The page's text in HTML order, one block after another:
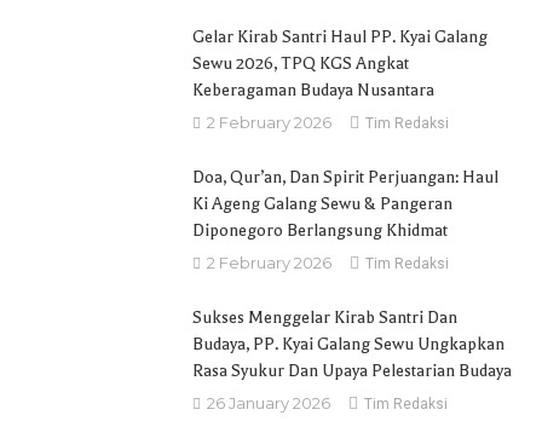
Gelar Kirab Santri Haul PP. Kyai Galang
Sewu 2026, TPQ KGS Angkat
Keberagaman Budaya Nusantara
2 February 2026 Tim Redaksi
Doa, Qur’an, Dan Spirit Perjuangan: Haul
Ki Ageng Galang Sewu & Pangeran
Diponegoro Berlangsung Khidmat
2 February 2026 Tim Redaksi
Sukses Menggelar Kirab Santri Dan
Budaya, PP. Kyai Galang Sewu Ungkapkan
Rasa Syukur Dan Upaya Pelestarian Budaya
26 January 2026 Tim Redaksi